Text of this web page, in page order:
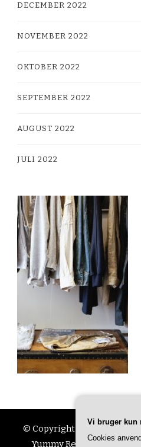
DECEMBER 2022
NOVEMBER 2022
OKTOBER 2022
SEPTEMBER 2022
AUGUST 2022
JULI 2022
© Copyright 2026 Ting Til
Yummy Recipe |
Vi bruger kun
Cookies